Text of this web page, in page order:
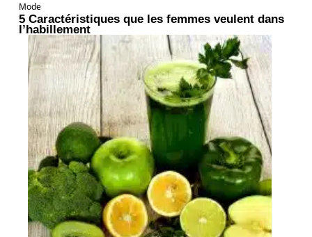
Mode
5 Caractéristiques que les femmes veulent dans
l’habillement